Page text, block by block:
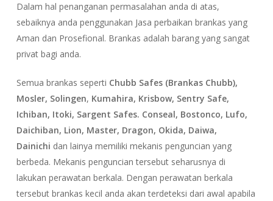
Dalam hal penanganan permasalahan anda di atas,
sebaiknya anda penggunakan Jasa perbaikan brankas yang
Aman dan Prosefional. Brankas adalah barang yang sangat
privat bagi anda.
Semua brankas seperti Chubb Safes (Brankas Chubb),
Mosler, Solingen, Kumahira, Krisbow, Sentry Safe,
Ichiban, Itoki, Sargent Safes. Conseal, Bostonco, Lufo,
Daichiban, Lion, Master, Dragon, Okida, Daiwa,
Dainichi dan lainya memiliki mekanis penguncian yang
berbeda. Mekanis penguncian tersebut seharusnya di
lakukan perawatan berkala. Dengan perawatan berkala
tersebut brankas kecil anda akan terdeteksi dari awal apabila